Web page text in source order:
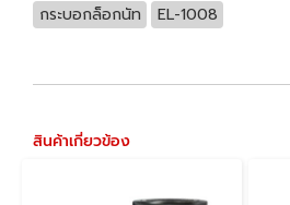
กระบอกล็อกนัท
EL-1008
สินค้าเกี่ยวข้อง